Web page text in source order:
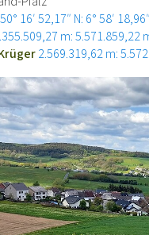
50° 16′ 52,17″ N: 6° 58′
m: 5.571.859,22
2.569.319,62 m: